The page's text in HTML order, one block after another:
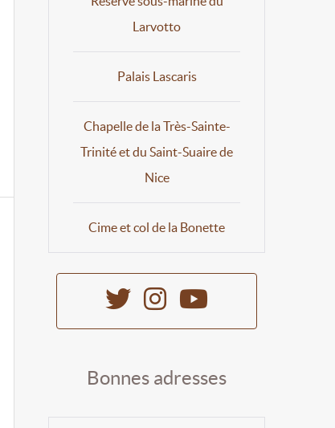
Larvotto
Palais Lascaris
Chapelle de la Très-Sainte-
Trinité et du Saint-Suaire de
Nice
Cime et col de la Bonette
Bonnes adresses